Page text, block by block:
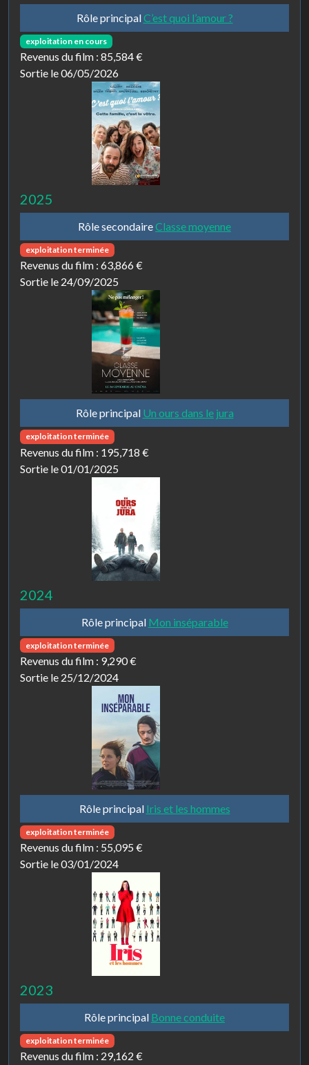
Rôle principalC’est quoi l’amour ?
exploitation en cours
Revenus du film : 85,584 €
Sortie le 06/05/2026
2025
Rôle secondaireClasse moyenne
exploitation terminée
Revenus du film : 63,866 €
Sortie le 24/09/2025
Rôle principal Un ours dans le jura
exploitation terminée
Revenus du film : 195,718 €
Sortie le 01/01/2025
2024
Rôle principal Mon inséparable
exploitation terminée
Revenus du film : 9,290 €
Sortie le 25/12/2024
Rôle principal Iris et les hommes
exploitation terminée
Revenus du film : 55,095 €
Sortie le 03/01/2024
2023
Rôle principal Bonne conduite
exploitation terminée
Revenus du film : 29,162 €